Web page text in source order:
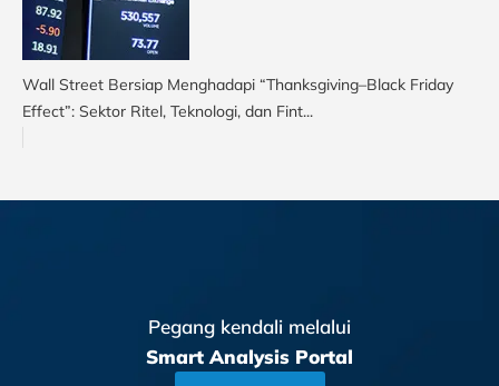
Wall Street Bersiap Menghadapi “Thanksgiving–Black Friday
Effect”: Sektor Ritel, Teknologi, dan Fint...
Pegang kendali melalui
Smart Analysis Portal